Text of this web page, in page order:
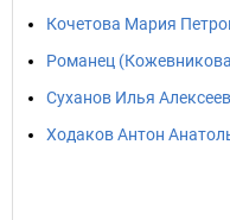
Кочетова Мария
Романец
Суханов Илья
Ходаков Антон